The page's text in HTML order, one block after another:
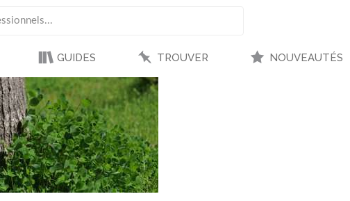
GUIDES TROUVER NOUVEAUTÉS